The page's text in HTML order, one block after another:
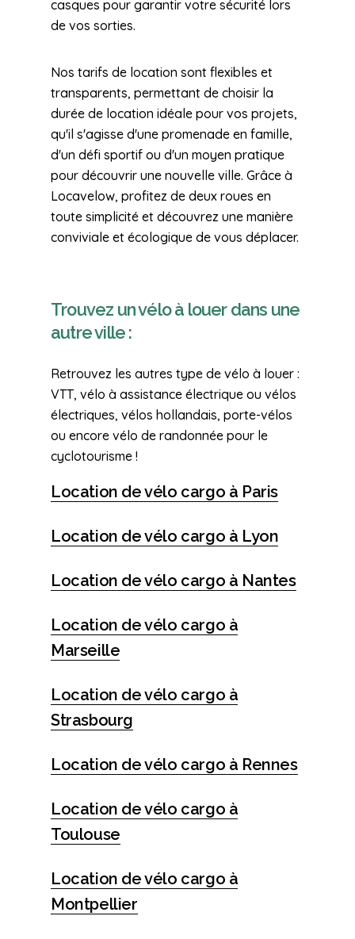
casques pour garantir votre sécurité lors
de vos sorties.
Nos tarifs de location sont flexibles et
transparents, permettant de choisir la
durée de location idéale pour vos projets,
qu'il s'agisse d'une promenade en famille,
d'un défi sportif ou d'un moyen pratique
pour découvrir une nouvelle ville. Grâce à
Locavelow, profitez de deux roues en
toute simplicité et découvrez une manière
conviviale et écologique de vous déplacer.
Trouvez un vélo à louer dans une
autre ville :
Retrouvez les autres type de vélo à louer :
VTT, vélo à assistance électrique ou vélos
électriques, vélos hollandais, porte-vélos
ou encore vélo de randonnée pour le
cyclotourisme !
Location de vélo cargo à Paris
Location de vélo cargo à Lyon
Location de vélo cargo à Nantes
Location de vélo cargo à
Marseille
Location de vélo cargo à
Strasbourg
Location de vélo cargo à Rennes
Location de vélo cargo à
Toulouse
Location de vélo cargo à
Montpellier